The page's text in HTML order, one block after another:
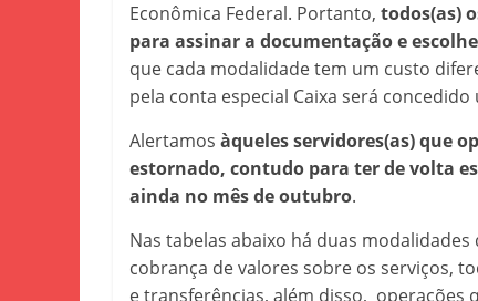
Econômica Federal. Portanto, todos(as)
para assinar a documentação e
que cada modalidade tem um custo
pela conta especial Caixa será
Alertamos àqueles servidores(as) que
estornado, contudo para ter de volta
ainda no mês de outubro.
Nas tabelas abaixo há duas
cobrança de valores sobre os serviços,
e transferências, além disso, operações